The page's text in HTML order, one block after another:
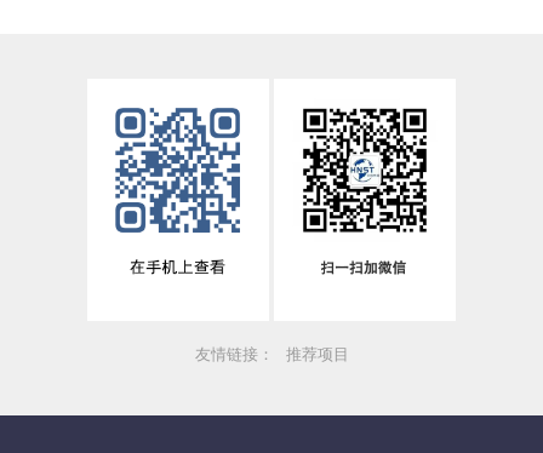
友情链接： 推荐项目